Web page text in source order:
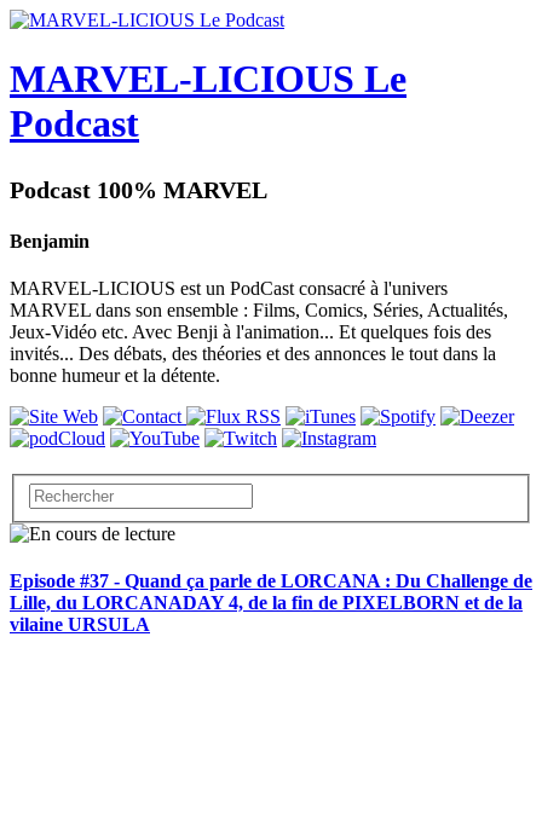
MARVEL-LICIOUS Le
Podcast
Podcast 100% MARVEL
Benjamin
MARVEL-LICIOUS est un PodCast consacré à l'univers
MARVEL dans son ensemble : Films, Comics, Séries, Actualités,
Jeux-Vidéo etc. Avec Benji à l'animation... Et quelques fois des
invités... Des débats, des théories et des annonces le tout dans la
bonne humeur et la détente.
Episode #37 - Quand ça parle de LORCANA : Du Challenge de
Lille, du LORCANADAY 4, de la fin de PIXELBORN et de la
vilaine URSULA